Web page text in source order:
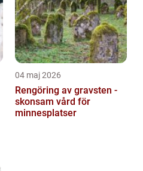
04 maj 2026
Rengöring av gravsten -
skonsam vård för
minnesplatser